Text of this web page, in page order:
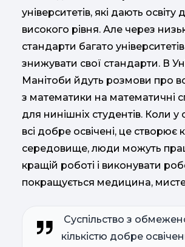
університетів, які дають освіту
високого рівня. Але через
стандарти багато
знижувати свої стандарти. В
Манітоби йдуть розмови про
з математики на математичні
для нинішніх студентів. Коли у
всі добре освічені, це створює
середовище, люди можуть
кращій роботі і виконувати
покращується медицина,
Суспільство з
кількістю добре